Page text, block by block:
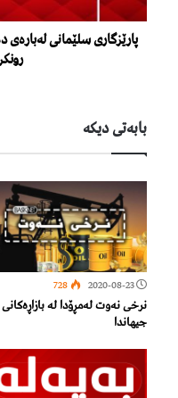
پارێزگارى سلێمانى
بابەتی دیكە
2020-08-23
728
نرخی نەوت لەمڕۆدا لە بازاڕەكانی
جیهاندا